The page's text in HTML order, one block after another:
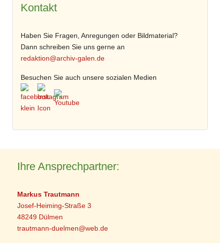
Kontakt
Haben Sie Fragen, Anregungen oder Bildmaterial?
Dann schreiben Sie uns gerne an
redaktion@archiv-galen.de
Besuchen Sie auch unsere sozialen Medien
Ihre Ansprechpartner:
Markus Trautmann
Josef-Heiming-Straße 3
48249 Dülmen
trautmann-duelmen@web.de